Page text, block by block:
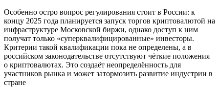
Особенно остро вопрос регулирования стоит в России: к
концу 2025 года планируется запуск торгов криптовалютой на
инфраструктуре Московской биржи, однако доступ к ним
получат только «суперквалифицированные» инвесторы.
Критерии такой квалификации пока не определены, а в
российском законодательстве отсутствуют чёткие положения
о криптовалютах. Это создаёт неопределённость для
участников рынка и может затормозить развитие индустрии в
стране